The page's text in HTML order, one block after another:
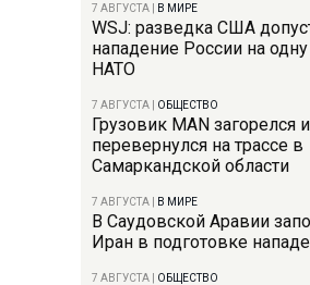
7 АВГУСТА В МИРЕ
WSJ: разведка США
нападение России на одну
НАТО
7 АВГУСТА ОБЩЕСТВО
Грузовик MAN загорелся и
перевернулся на трассе в
Самаркандской области
7 АВГУСТА В МИРЕ
В Саудовской Аравии
Иран в подготовке
7 АВГУСТА ОБЩЕСТВО